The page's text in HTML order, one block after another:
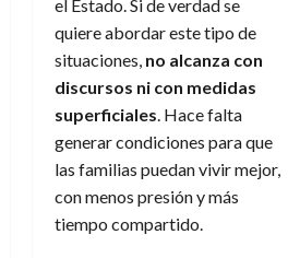
el Estado. Si de verdad se
quiere abordar este tipo de
situaciones, no alcanza con
discursos ni con medidas
superficiales . Hace falta
generar condiciones para que
las familias puedan vivir mejor,
con menos presión y más
tiempo compartido.